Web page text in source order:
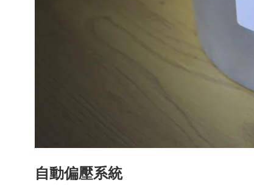
自動偏壓系統